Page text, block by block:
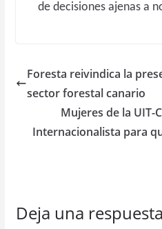
de decisiones ajenas a
Foresta reivindica la
sector forestal canario
Mujeres de la UIT-
Internacionalista para
Deja una respuesta